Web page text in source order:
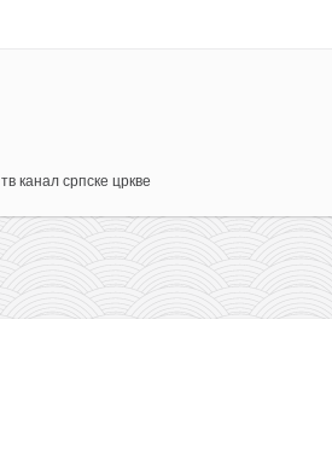
тв канал српске цркве